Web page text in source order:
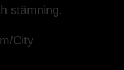
stämning.
City